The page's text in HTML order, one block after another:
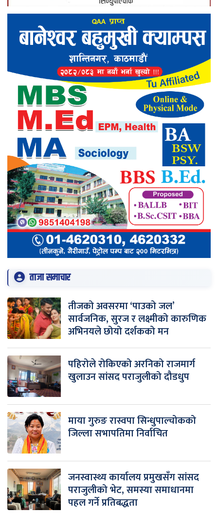
ताजा समाचार
तीजको अवसरमा ‘पाउको जल’
सार्वजनिक, सुरज र लक्ष्मीको कारुणिक
अभिनयले छोयो दर्शकको मन
पहिरोले रोकिएको अरनिको राजमार्ग
खुलाउन सांसद पराजुलीको दौडधुप
माया गुरुङ रास्वपा सिन्धुपाल्चोकको
जिल्ला सभापतिमा निर्वाचित
जनस्वास्थ्य कार्यालय प्रमुखसँग सांसद
पराजुलीको भेट, समस्या समाधानमा
पहल गर्ने प्रतिबद्धता